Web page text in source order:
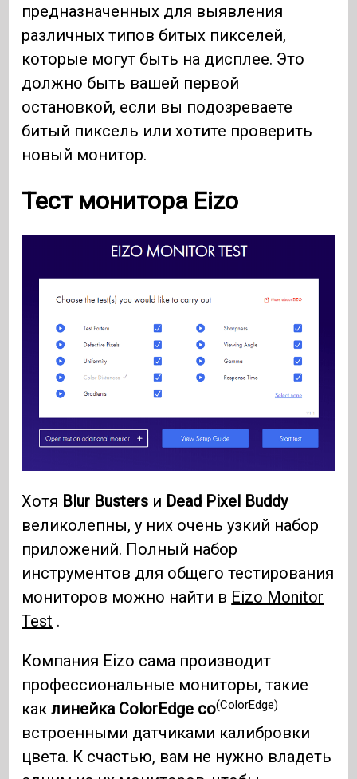
предназначенных для выявления
различных типов битых пикселей,
которые могут быть на дисплее. Это
должно быть вашей первой
остановкой, если вы подозреваете
битый пиксель или хотите проверить
новый монитор.
Тест монитора Eizo
Хотя Blur Busters и Dead Pixel Buddy
великолепны, у них очень узкий набор
приложений. Полный набор
инструментов для общего тестирования
мониторов можно найти в Eizo Monitor
Test .
Компания Eizo сама производит
профессиональные мониторы, такие
каклинейка ColorEdge со(ColorEdge)
встроенными датчиками калибровки
цвета. К счастью, вам не нужно владеть